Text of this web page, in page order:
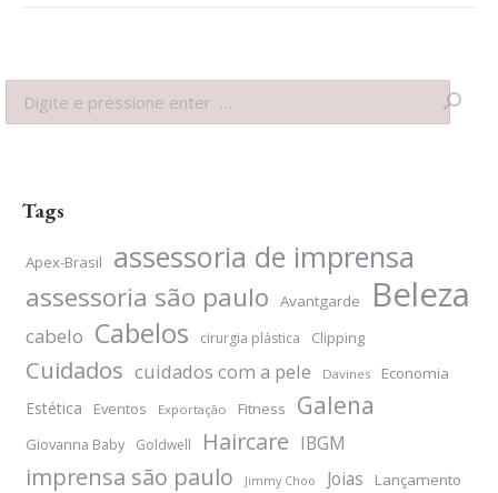
Search:
Tags
Apex-Brasil assessoria de imprensa
assessoria são paulo Avantgarde Beleza
cabelo Cabelos cirurgia plástica Clipping
Cuidados cuidados com a pele Davines Economia
Estética Eventos Exportação Fitness Galena
Giovanna Baby Goldwell Haircare IBGM
imprensa são paulo Jimmy Choo Joias Lançamento